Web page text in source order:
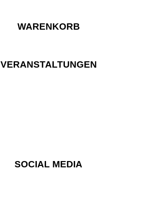
WARENKORB
VERANSTALTUNGEN
SOCIAL MEDIA